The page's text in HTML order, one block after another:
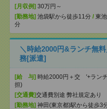
[月収例] 30万円～
[勤務地] 池袋駅から徒歩11分 / 東
分
＼時給2000円&ランチ無
務[派遣]
[給 与] 時給2000円＋交 '+ラン
担)
[交通費]交通費別途 弊社規定あり
[勤務地] 神田(東京都)駅から徒歩3